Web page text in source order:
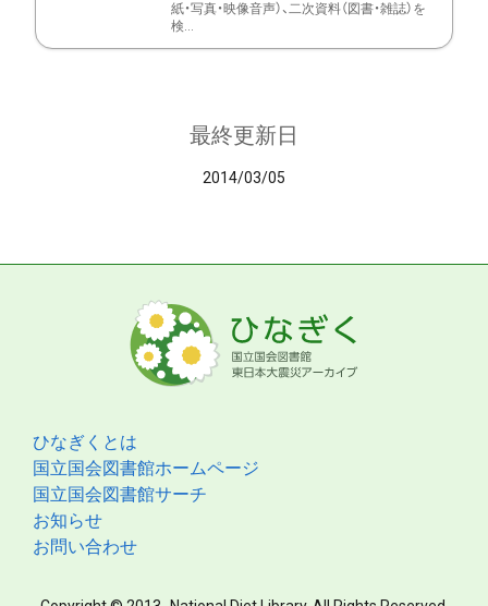
紙・写真・映像音声）、二次資料（図書・雑誌）を
検...
最終更新日
2014/03/05
ひなぎくとは
国立国会図書館ホームページ
国立国会図書館サーチ
お知らせ
お問い合わせ